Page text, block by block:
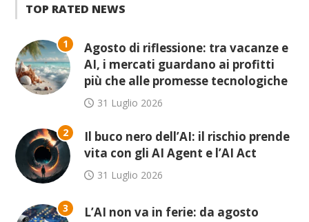
TOP RATED NEWS
1
Agosto di riflessione: tra vacanze e
AI, i mercati guardano ai profitti
più che alle promesse tecnologiche
31 Luglio 2026
2
Il buco nero dell’AI: il rischio prende
vita con gli AI Agent e l’AI Act
31 Luglio 2026
3
L’AI non va in ferie: da agosto